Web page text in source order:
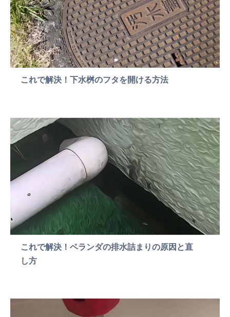
これで解決！下水桝のフタを開ける方法
これで解決！ベランダの排水詰まりの原因と直
し方